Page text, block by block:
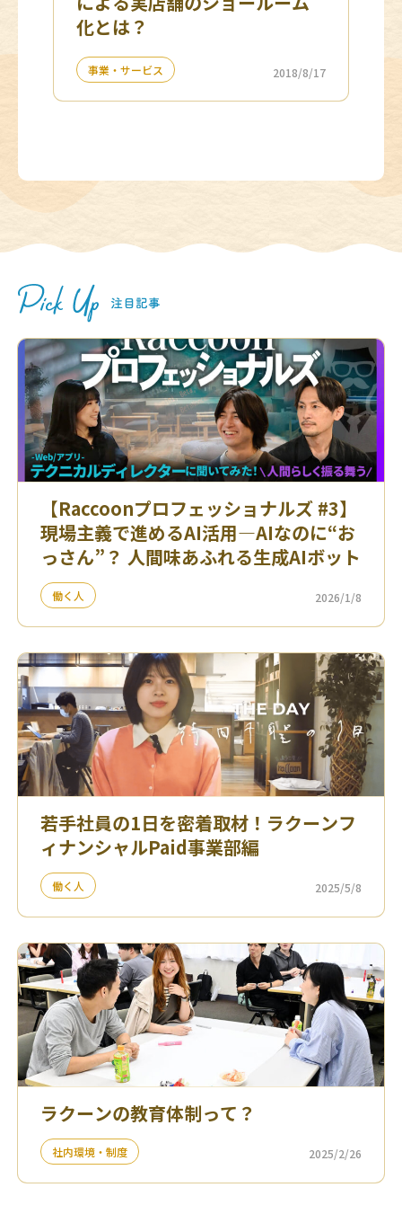
化とは？
事業・サービス 2018/8/17
【Raccoonプロフェッショナルズ #3】
現場主義で進めるAI活用—AIなのに“お
っさん”？ 人間味あふれる生成AIボット
働く人 2026/1/8
若手社員の1日を密着取材！ラクーンフ
ィナンシャルPaid事業部編
働く人 2025/5/8
ラクーンの教育体制って？
社内環境・制度 2025/2/26